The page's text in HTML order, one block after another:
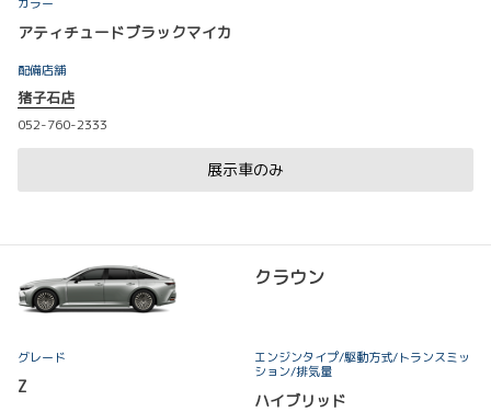
アティチュードブラックマイカ
配備店舗
猪子石店
052-760-2333
展示車のみ
クラウン
グレード
Z
エンジンタイプ/駆動方式/トランスミッ
ション/排気量
ハイブリッド